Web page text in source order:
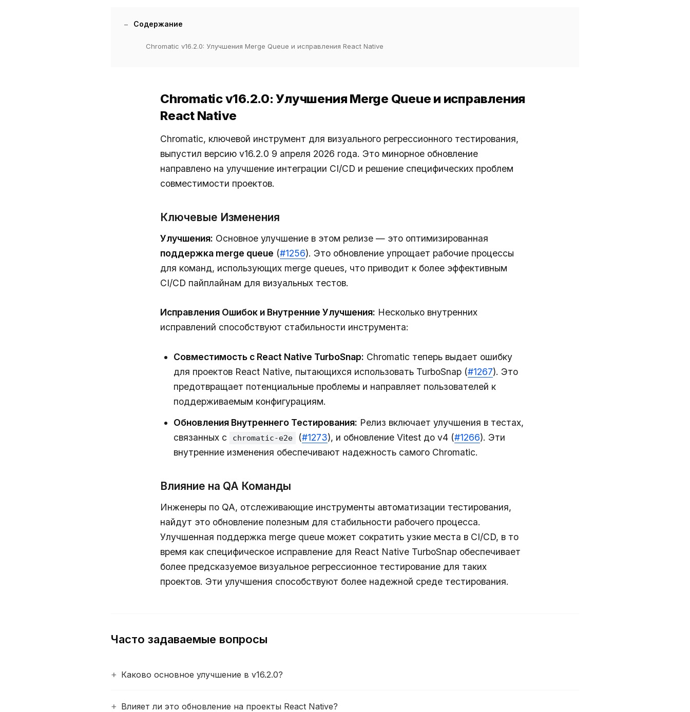
Содержание
Chromatic v16.2.0: Улучшения Merge Queue и исправления React Native
Chromatic v16.2.0: Улучшения Merge Queue и исправления
React Native
Chromatic, ключевой инструмент для визуального регрессионного тестирования,
выпустил версию v16.2.0 9 апреля 2026 года. Это минорное обновление
направлено на улучшение интеграции CI/CD и решение специфических проблем
совместимости проектов.
Ключевые Изменения
Улучшения: Основное улучшение в этом релизе — это оптимизированная
поддержка merge queue (#1256). Это обновление упрощает рабочие процессы
для команд, использующих merge queues, что приводит к более эффективным
CI/CD пайплайнам для визуальных тестов.
Исправления Ошибок и Внутренние Улучшения: Несколько внутренних
исправлений способствуют стабильности инструмента:
Совместимость с React Native TurboSnap: Chromatic теперь выдает ошибку
для проектов React Native, пытающихся использовать TurboSnap (#1267). Это
предотвращает потенциальные проблемы и направляет пользователей к
поддерживаемым конфигурациям.
Обновления Внутреннего Тестирования: Релиз включает улучшения в тестах,
связанных с
chromatic-e2e (#1273), и обновление Vitest до v4 (#1266). Эти
внутренние изменения обеспечивают надежность самого Chromatic.
Влияние на QA Команды
Инженеры по QA, отслеживающие инструменты автоматизации тестирования,
найдут это обновление полезным для стабильности рабочего процесса.
Улучшенная поддержка merge queue может сократить узкие места в CI/CD, в то
время как специфическое исправление для React Native TurboSnap обеспечивает
более предсказуемое визуальное регрессионное тестирование для таких
проектов. Эти улучшения способствуют более надежной среде тестирования.
Часто задаваемые вопросы
Каково основное улучшение в v16.2.0?
Влияет ли это обновление на проекты React Native?